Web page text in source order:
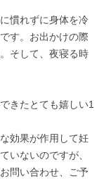
慣れずに身体を冷
す。お出かけの際
そして、夜寝る時
きたとても嬉しい1
効果が作用して妊
いないのですが、
問い合わせ、ご予